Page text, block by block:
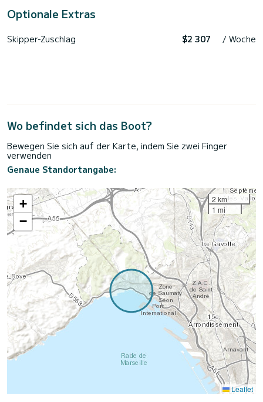
Optionale Extras
Skipper-Zuschlag $2 307 / Woche
Wo befindet sich das Boot?
Bewegen Sie sich auf der Karte, indem Sie zwei Finger
verwenden
Genaue Standortangabe:
+
−
2 km
1 mi
Leaflet